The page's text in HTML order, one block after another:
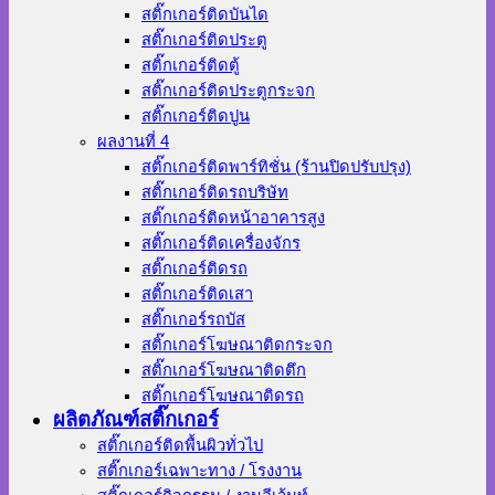
สติ๊กเกอร์ติดบันได
สติ๊กเกอร์ติดประตู
สติ๊กเกอร์ติดตู้
สติ๊กเกอร์ติดประตูกระจก
สติ๊กเกอร์ติดปูน
ผลงานที่ 4
สติ๊กเกอร์ติดพาร์ทิชั่น (ร้านปิดปรับปรุง)
สติ๊กเกอร์ติดรถบริษัท
สติ๊กเกอร์ติดหน้าอาคารสูง
สติ๊กเกอร์ติดเครื่องจักร
สติ๊กเกอร์ติดรถ
สติ๊กเกอร์ติดเสา
สติ๊กเกอร์รถบัส
สติ๊กเกอร์โฆษณาติดกระจก
สติ๊กเกอร์โฆษณาติดตึก
สติ๊กเกอร์โฆษณาติดรถ
ผลิตภัณฑ์สติ๊กเกอร์
สติ๊กเกอร์ติดพื้นผิวทั่วไป
สติ๊กเกอร์เฉพาะทาง / โรงงาน